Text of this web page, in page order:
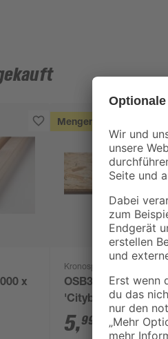
x
Mengenrabatt
Kronospan
OSB3-Verlegeplatte
'Cityboard'
ungeschliffen 1690 x
634 x 12 mm
5,99
/ m²